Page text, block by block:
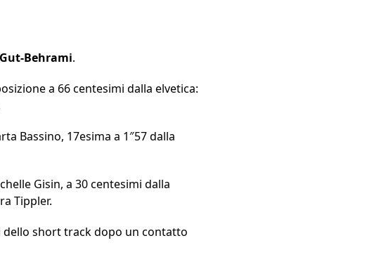
Behrami.
a 66 centesimi dalla elvetica:
Bassino, 17esima a 1″57 dalla
Gisin, a 30 centesimi dalla
Tippler.
dello short track dopo un contatto